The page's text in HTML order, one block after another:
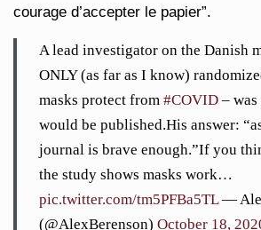
courage d’accepter le papier”.
A lead investigator on the Danish
ONLY (as far as I know)
masks protect from #COVID –
would be published.His answer:
journal is brave enough.”If you
the study shows masks work…
pic.twitter.com/tm5PFBa5TL—
(@AlexBerenson) October 18,